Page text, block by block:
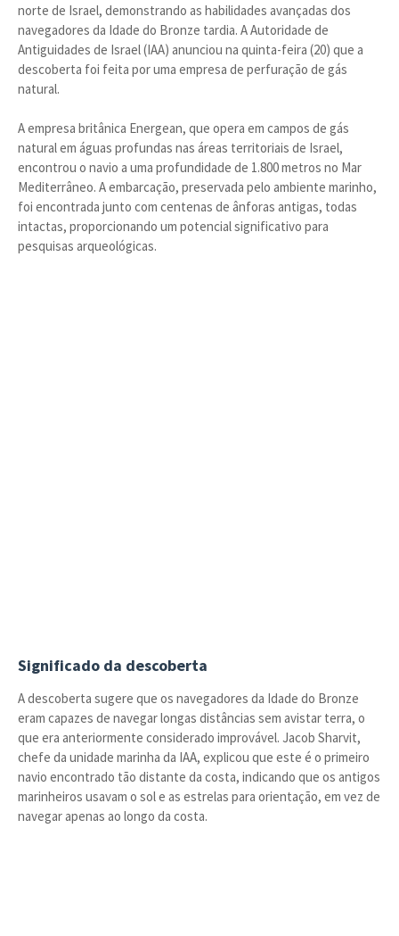
norte de Israel, demonstrando as habilidades avançadas dos
navegadores da Idade do Bronze tardia. A Autoridade de
Antiguidades de Israel (IAA) anunciou na quinta-feira (20) que a
descoberta foi feita por uma empresa de perfuração de gás
natural.
A empresa britânica Energean, que opera em campos de gás
natural em águas profundas nas áreas territoriais de Israel,
encontrou o navio a uma profundidade de 1.800 metros no Mar
Mediterrâneo. A embarcação, preservada pelo ambiente marinho,
foi encontrada junto com centenas de ânforas antigas, todas
intactas, proporcionando um potencial significativo para
pesquisas arqueológicas.
Significado da descoberta
A descoberta sugere que os navegadores da Idade do Bronze
eram capazes de navegar longas distâncias sem avistar terra, o
que era anteriormente considerado improvável. Jacob Sharvit,
chefe da unidade marinha da IAA, explicou que este é o primeiro
navio encontrado tão distante da costa, indicando que os antigos
marinheiros usavam o sol e as estrelas para orientação, em vez de
navegar apenas ao longo da costa.